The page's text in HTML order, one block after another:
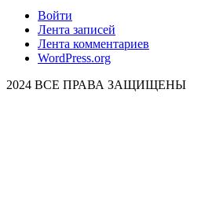
Войти
Лента записей
Лента комментариев
WordPress.org
2024 ВСЕ ПРАВА ЗАЩИЩЕНЫ